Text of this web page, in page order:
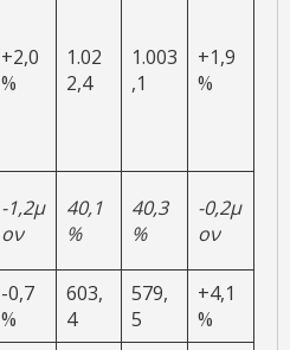
+2,0
%
1.02
2,4
1.003
,1
+1,9
%
-1,2μ
ον
40,1
%
40,3
%
-0,2μ
ον
-0,7
%
603,
4
579,
5
+4,1
%